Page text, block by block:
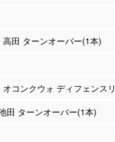
高田 ターンオーバー(1本)
オコンクウォ ディフェンス
田 ターンオーバー(1本)